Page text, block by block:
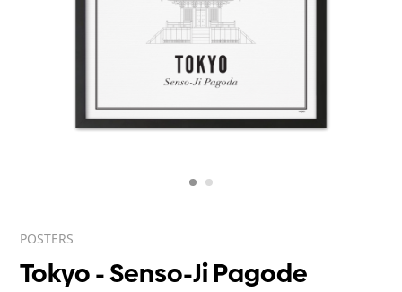
POSTERS
Tokyo - Senso-Ji Pagode